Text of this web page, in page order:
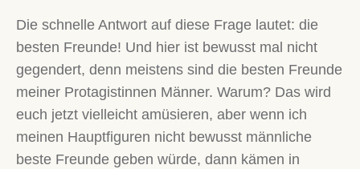
Die schnelle Antwort auf diese Frage lautet: die
besten Freunde! Und hier ist bewusst mal nicht
gegendert, denn meistens sind die besten Freunde
meiner Protagistinnen Männer. Warum? Das wird
euch jetzt vielleicht amüsieren, aber wenn ich
meinen Hauptfiguren nicht bewusst männliche
beste Freunde geben würde, dann kämen in